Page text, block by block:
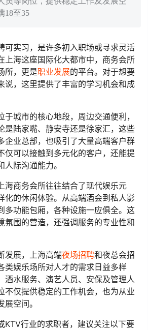
18至35
可实习，是许多初入职场或寻求灵活
上海这座国际化大都市中，商务会所
所，更是职业发展的平台。对于想要
说，这里提供了丰富的学习机会和成
于城市的核心地段，周边交通便利，
是陆家嘴、静安寺还是徐家汇，这些
企业总部，也吸引了大量高端客户群
仅可以接触到多元化的客户，还能提
际沟通能力。
海商务会所往往结合了现代娱乐元
化的休闲体验。从高端酒会到私人影
多功能包厢，各种设施一应俱全。这
氛围的营造，还强调服务的专业性和
发展，上海高端夜场招聘和夜总会招
类娱乐场所对人才的需求日益多样
酒水服务、演艺人员、安保及管理人
不仅提供稳定的工作机会，也为从业
空间。
KTV行业的求职者，建议关注以下要